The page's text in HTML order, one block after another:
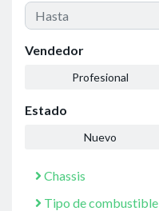
Vendedor
Profesional
Estado
Nuevo
Chassis
Tipo de combustible